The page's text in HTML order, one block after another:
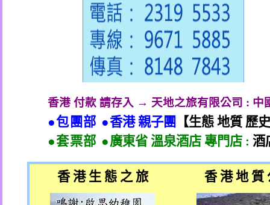
香港 付款 請存入 → 天地之旅有限公司 : 中
●包團部 ●香港 親子團
【生態 地質 歷
●套票部 ●廣東省 溫泉酒店 專門店 : 酒
香 港 生 態 之 旅 香 港 地 質